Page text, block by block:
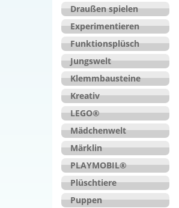
Draußen spielen
Experimentieren
Funktionsplüsch
Jungswelt
Klemmbausteine
Kreativ
LEGO®
Mädchenwelt
Märklin
PLAYMOBIL®
Plüschtiere
Puppen